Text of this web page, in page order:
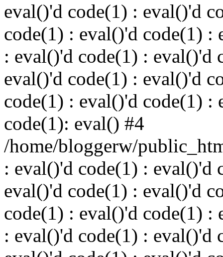
eval()'d code(1) : eval()'d
code(1) : eval()'d code(1) :
: eval()'d code(1) : eval()'d
eval()'d code(1) : eval()'d
code(1) : eval()'d code(1) :
code(1): eval() #4
/home/bloggerw/
: eval()'d code(1) : eval()'d
eval()'d code(1) : eval()'d
code(1) : eval()'d code(1) :
: eval()'d code(1) : eval()'d